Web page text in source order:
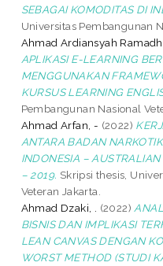
SEBAGAI KOMODITAS DI
Universitas Pembangunan
Ahmad Ardiansyah
APLIKASI E-LEARNING
MENGGUNAKAN
KURSUS LEARNING
Pembangunan Nasional
Ahmad Arfan, - (2022)
ANTARA BADAN
INDONESIA –
– 2019. Skripsi thesis,
Veteran Jakarta.
Ahmad Dzaki, .
(2022)
BISNIS DAN IMPLIKASI
LEAN CANVAS DENGAN
WORST METHOD (STUDI